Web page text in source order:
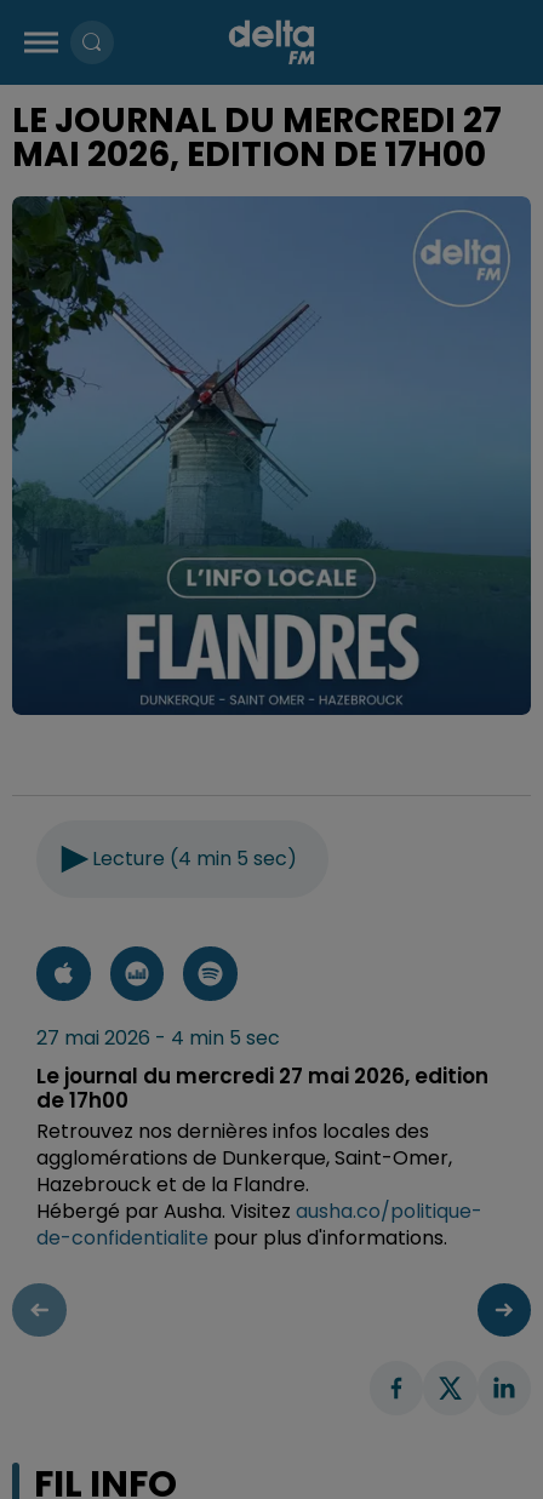
LE JOURNAL DU MERCREDI 27
MAI 2026, EDITION DE 17H00
Lecture (4 min 5 sec)
27 mai 2026 - 4 min 5 sec
Le journal du mercredi 27 mai 2026, edition
de 17h00
Retrouvez nos dernières infos locales des
agglomérations de Dunkerque, Saint-Omer,
Hazebrouck et de la Flandre.
Hébergé par Ausha. Visitez ausha.co/politique-
de-confidentialite pour plus d'informations.
FIL INFO